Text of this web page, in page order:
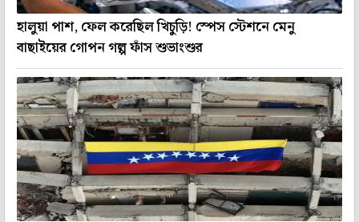
হালুয়া পাশ, ফেল করেছিল খিচুড়ি! স্পেস স্টেশনে মেনু
বাছাইয়ের গোপন গল্প ফাঁস শুভাংশুর